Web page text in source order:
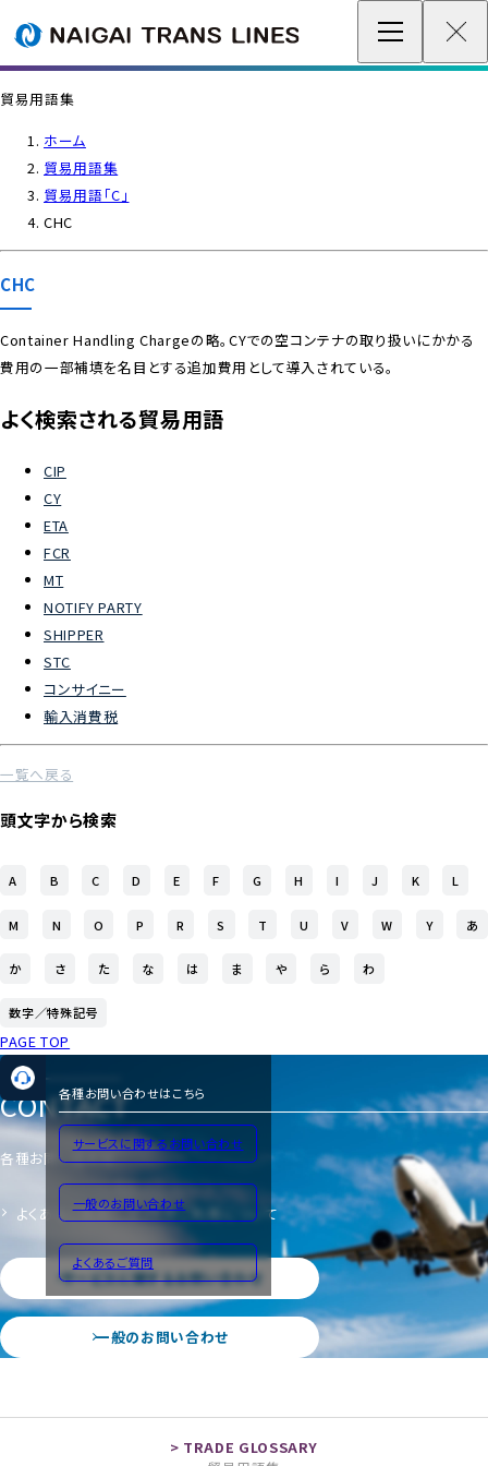
サステナビリティ
ENGLISH
企業情報 / グローバルネットワーク
各種情報
貿易用語集
ホーム
貿易用語集
貿易用語「C」
CHC
CHC
Container Handling Chargeの略。CYでの空コンテナの取り扱いにかかる
費用の一部補填を名目とする追加費用として導入されている。
よく検索される貿易用語
CIP
CY
ETA
FCR
MT
NOTIFY PARTY
SHIPPER
STC
コンサイニー
輸入消費税
一覧へ戻る
頭文字から検索
A B C D E F G H I J K L
M N O P R S T U V W Y あ
か さ た な は ま や ら わ
数字／特殊記号
PAGE TOP
各種お問い合わせはこちら
サービスに関するお問い合わせ
一般のお問い合わせ
よくあるご質問
CONTACT
各種お問い合わせ
よくあるご質問 サイトのご利用について
サービスに関するお問い合わせ
一般のお問い合わせ